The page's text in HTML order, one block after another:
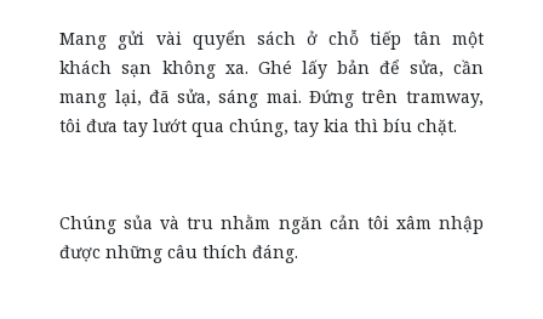
Mang gửi vài quyển sách ở chỗ tiếp tân một
khách sạn không xa. Ghé lấy bản để sửa, cần
mang lại, đã sửa, sáng mai. Đứng trên tramway,
tôi đưa tay lướt qua chúng, tay kia thì bíu chặt.
Chúng sủa và tru nhằm ngăn cản tôi xâm nhập
được những câu thích đáng.